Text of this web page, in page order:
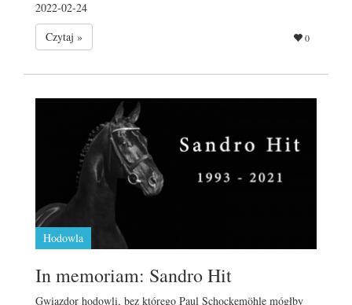
2022-02-24
Czytaj »
0
Hodowla
In memoriam: Sandro Hit
Gwiazdor hodowli, bez którego Paul Schockemöhle mógłby